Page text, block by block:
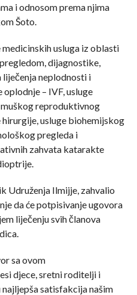
i odnosom prema njima
Šoto.
usluga iz oblasti
dijagnostike,
liječenja neplodnosti i
– IVF, usluge
reproduktivnog
usluge biohemijskog
pregleda i
zahvata katarakte
Udruženja Ilmijje, zahvalio
da će potpisivanje ugovora
liječenju svih članova
sa ovom
djece, sretni roditelji i
satisfakcija našim